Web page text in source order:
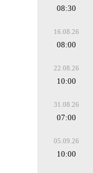
08:30
16.08.26
08:00
22.08.26
10:00
31.08.26
07:00
05.09.26
10:00